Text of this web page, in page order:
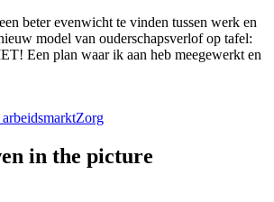
beter evenwicht te vinden tussen werk en
model van ouderschapsverlof op tafel:
Een plan waar ik aan heb meegewerkt en
Zorg
in the picture